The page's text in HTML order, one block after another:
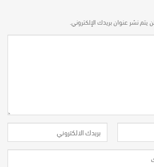
يتم نشر عنوان بريدك الإلكتروني.